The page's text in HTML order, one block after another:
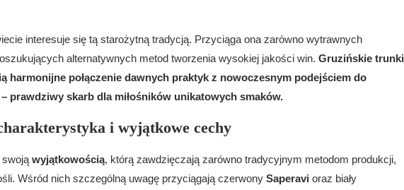
interesuje się tą starożytną tradycją. Przyciąga ona zarówno wytrawnych
alternatywnych metod tworzenia wysokiej jakości win. Gruzińskie trunki
harmonijne połączenie dawnych praktyk z nowoczesnym podejściem do
prawdziwy skarb dla miłośników unikatowych smaków.
i wyjątkowe cechy
wyjątkowością, którą zawdzięczają zarówno tradycyjnym metodom produkcji,
Wśród nich szczególną uwagę przyciągają czerwony Saperavi oraz biały